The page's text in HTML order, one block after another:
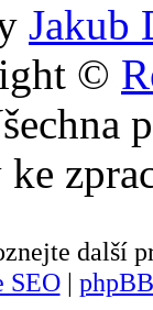
Jakub
©
ke
další
SEO|